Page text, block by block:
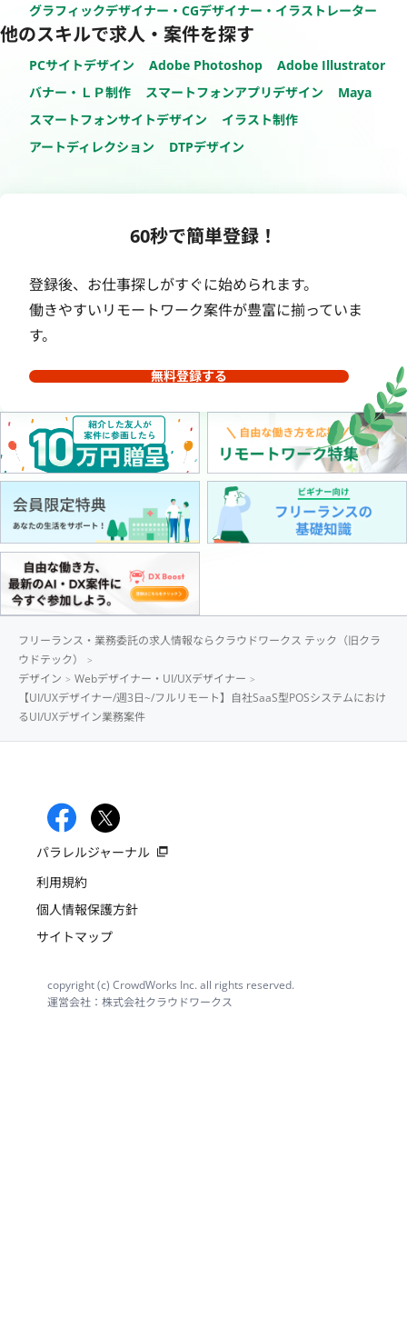
グラフィックデザイナー・CGデザイナー・イラストレーター
他のスキルで求人・案件を探す
PCサイトデザイン Adobe Photoshop
Adobe Illustrator
バナー・ＬＰ制作
スマートフォンアプリデザイン
Maya
スマートフォンサイトデザイン
イラスト制作
アートディレクション
DTPデザイン
60秒で簡単登録！
登録後、お仕事探しがすぐに始められます。
働きやすいリモートワーク案件が豊富に揃っていま
す。
無料登録する
フリーランス・業務委託の求人情報ならクラウドワークス テック（旧クラ
ウドテック）
デザイン
Webデザイナー・UI/UXデザイナー
【UI/UXデザイナー/週3日~/フルリモート】自社SaaS型POSシステムにおけ
るUI/UXデザイン業務案件
パラレルジャーナル
利用規約
個人情報保護方針
サイトマップ
copyright (c) CrowdWorks Inc. all rights reserved.
運営会社：株式会社クラウドワークス